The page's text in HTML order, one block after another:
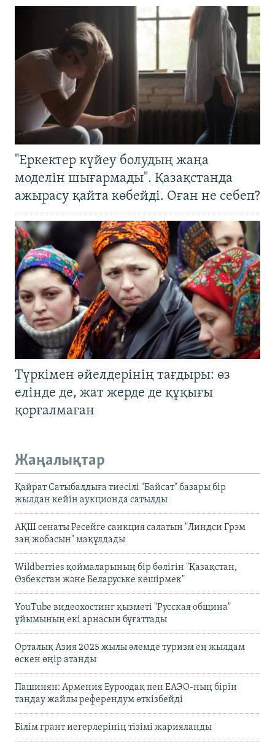
"Еркектер күйеу болудың жаңа
моделін шығармады". Қазақстанда
ажырасу қайта көбейді. Оған не себеп?
Түркімен әйелдерінің тағдыры: өз
елінде де, жат жерде де құқығы
қорғалмаған
Жаңалықтар
Қайрат Сатыбалдыға тиесілі "Байсат" базары бір
жылдан кейін аукционда сатылды
АҚШ сенаты Ресейге санкция салатын "Линдси Грэм
заң жобасын" мақұлдады
Wildberries қоймаларының бір бөлігін "Қазақстан,
Өзбекстан және Беларуське көшірмек"
YouTube видеохостинг қызметі "Русская община"
ұйымының екі арнасын бұғаттады
Орталық Азия 2025 жылы әлемде туризм ең жылдам
өскен өңір атанды
Пашинян: Армения Еуроодақ пен ЕАЭО-ның бірін
таңдау жайлы референдум өткізбейді
Білім грант иегерлерінің тізімі жарияланды